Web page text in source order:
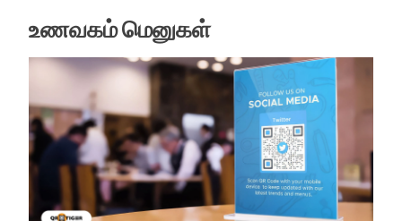
உணவகம் மெனுகள்